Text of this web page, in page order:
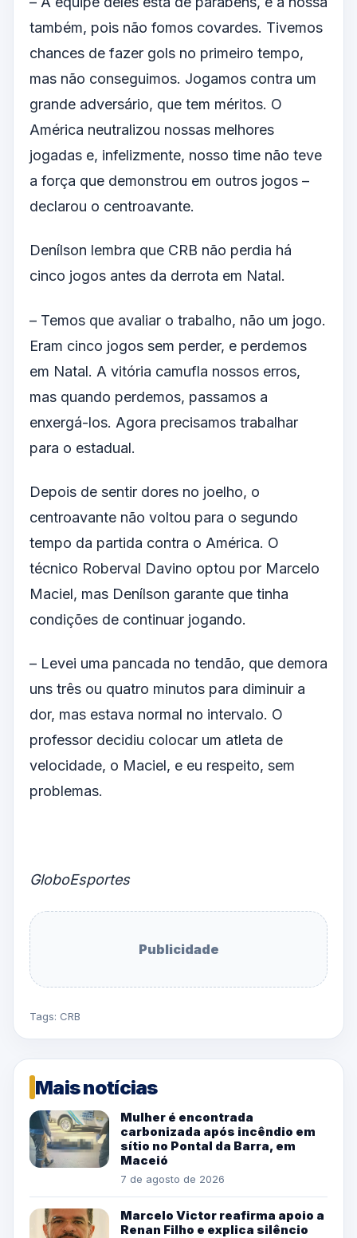
também, pois não fomos covardes. Tivemos
chances de fazer gols no primeiro tempo,
mas não conseguimos. Jogamos contra um
grande adversário, que tem méritos. O
América neutralizou nossas melhores
jogadas e, infelizmente, nosso time não teve
a força que demonstrou em outros jogos –
declarou o centroavante.
Denílson lembra que CRB não perdia há
cinco jogos antes da derrota em Natal.
– Temos que avaliar o trabalho, não um jogo.
Eram cinco jogos sem perder, e perdemos
em Natal. A vitória camufla nossos erros,
mas quando perdemos, passamos a
enxergá-los. Agora precisamos trabalhar
para o estadual.
Depois de sentir dores no joelho, o
centroavante não voltou para o segundo
tempo da partida contra o América. O
técnico Roberval Davino optou por Marcelo
Maciel, mas Denílson garante que tinha
condições de continuar jogando.
– Levei uma pancada no tendão, que demora
uns três ou quatro minutos para diminuir a
dor, mas estava normal no intervalo. O
professor decidiu colocar um atleta de
velocidade, o Maciel, e eu respeito, sem
problemas.
GloboEsportes
Publicidade
Tags: CRB
Mais notícias
Mulher é encontrada
carbonizada após incêndio em
sítio no Pontal da Barra, em
Maceió
7 de agosto de 2026
Marcelo Victor reafirma apoio a
Renan Filho e explica silêncio